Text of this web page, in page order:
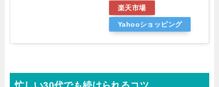
楽天市場
Yahooショッピング